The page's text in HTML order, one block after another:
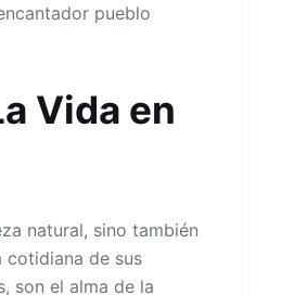
pueblo
Vida en
natural, sino también
cotidiana de sus
son el alma de la